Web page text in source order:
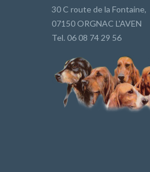
30 C route de la Fontaine,
07150 ORGNAC L'AVEN
Tel. 06 08 74 29 56